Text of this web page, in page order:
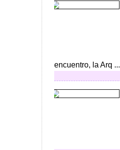
encuentro, la Arq ...